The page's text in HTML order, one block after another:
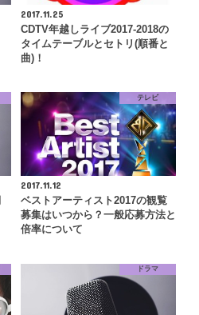
2017.11.25
CDTV年越しライブ2017-2018の
タイムテーブルとセトリ(順番と
曲)！
テレビ
2017.11.12
ベストアーティスト2017の観覧
募集はいつから？一般応募方法と
倍率について
ドラマ